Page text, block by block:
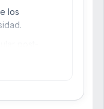
los